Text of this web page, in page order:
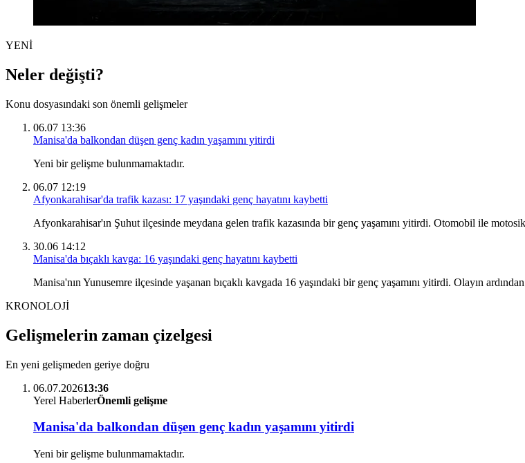
YENİ
Neler değişti?
Konu dosyasındaki son önemli gelişmeler
06.07 13:36
Manisa'da balkondan düşen genç kadın yaşamını yitirdi
Yeni bir gelişme bulunmamaktadır.
06.07 12:19
Afyonkarahisar'da trafik kazası: 17 yaşındaki genç hayatını kaybetti
Afyonkarahisar'ın Şuhut ilçesinde meydana gelen trafik kazasında bir genç yaşamını yitirdi. Otomobil ile
30.06 14:12
Manisa'da bıçaklı kavga: 16 yaşındaki genç hayatını kaybetti
Manisa'nın Yunusemre ilçesinde yaşanan bıçaklı kavgada 16 yaşındaki bir genç yaşamını yitirdi. Olayın
KRONOLOJİ
Gelişmelerin zaman çizelgesi
En yeni gelişmeden geriye doğru
06.07.202613:36
Yerel HaberlerÖnemli gelişme
Manisa'da balkondan düşen genç kadın yaşamını yitirdi
Yeni bir gelişme bulunmamaktadır.